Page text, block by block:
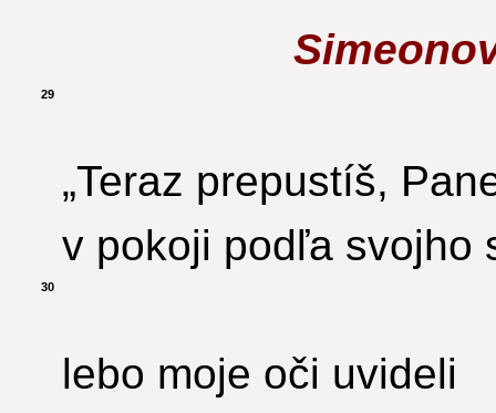
29
„Teraz prepustíš,
v pokoji podľa svojho
30
lebo moje oči uvideli